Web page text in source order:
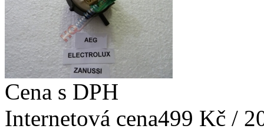
Cena s DPH
Internetová cena499 Kč /